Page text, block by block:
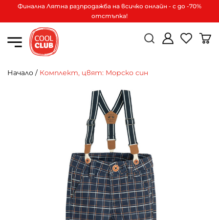
Финална Лятна разпродажба на всичко онлайн - с до -70%
отстъпка!
Начало / Комплект, цвят: Морско син